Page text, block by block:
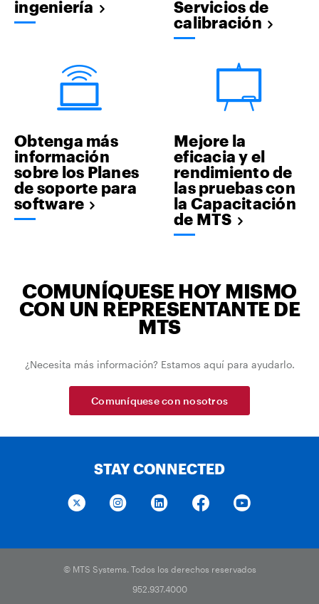
ingeniería
Servicios de
calibración
Obtenga más
información
sobre los Planes
de soporte para
software
Mejore la
eficacia y el
rendimiento de
las pruebas con
la Capacitación
de MTS
COMUNÍQUESE HOY MISMO
CON UN REPRESENTANTE DE
MTS
¿Necesita más información? Estamos aquí para ayudarlo.
Comuníquese con nosotros
STAY CONNECTED
© MTS Systems. Todos los derechos reservados
952.937.4000